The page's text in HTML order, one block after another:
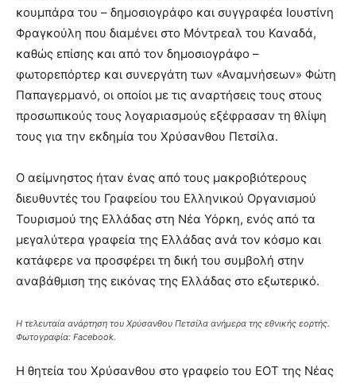
κουμπάρα του – δημοσιογράφο και συγγραφέα Ιουστίνη
Φραγκούλη που διαμένει στο Μόντρεαλ του Καναδά,
καθώς επίσης και από τον δημοσιογράφο –
φωτορεπόρτερ και συνεργάτη των «Αναμνήσεων» Φώτη
Παπαγερμανό, οι οποίοι με τις αναρτήσεις τους στους
προσωπικούς τους λογαριασμούς εξέφρασαν τη θλίψη
τους για την εκδημία του Χρύσανθου Πετσίλα.
Ο αείμνηστος ήταν ένας από τους μακροβιότερους
διευθυντές του Γραφείου του Ελληνικού Οργανισμού
Τουρισμού της Ελλάδας στη Νέα Υόρκη, ενός από τα
μεγαλύτερα γραφεία της Ελλάδας ανά τον κόσμο και
κατάφερε να προσφέρει τη δική του συμβολή στην
αναβάθμιση της εικόνας της Ελλάδας στο εξωτερικό.
H τελευταία ανάρτηση του Χρύσανθου Πετσίλα ανήμερα της εθνικής εορτής.
Φωτογραφία: Facebook.
Η θητεία του Χρύσανθου στο γραφείο του ΕΟΤ της Νέας